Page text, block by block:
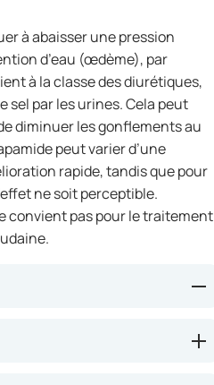
à abaisser une pression
d’eau (œdème), par
à la classe des diurétiques,
sel par les urines. Cela peut
diminuer les gonflements au
peut varier d’une
rapide, tandis que pour
ne soit perceptible.
convient pas pour le traitement
dans l’organisme, ce qui